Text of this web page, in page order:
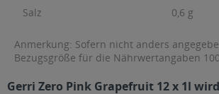
Salz
0,6 g
Anmerkung: Sofern nicht anders
Bezugsgröße für die Nährwertangaben
Gerri Zero Pink Grapefruit 12 x 1l